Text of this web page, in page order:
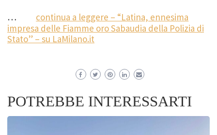
…
continua a leggere – “Latina, ennesima
impresa delle Fiamme oro Sabaudia della Polizia di
Stato” – su LaMilano.it
POTREBBE INTERESSARTI